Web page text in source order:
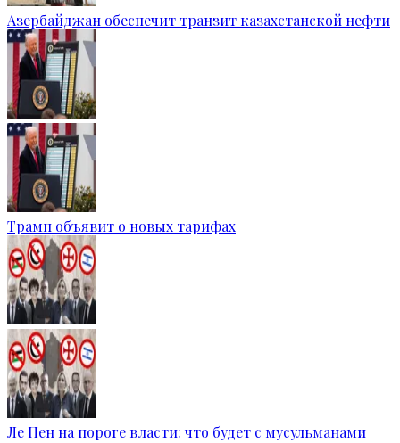
Азербайджан обеспечит транзит казахстанской нефти
Трамп объявит о новых тарифах
Ле Пен на пороге власти: что будет с мусульманами